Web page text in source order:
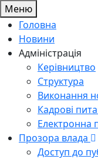
Меню
Головна
Новини
Адміністрація
Керівництво
Структура
Виконання
Кадрові
Електронна
Прозора влада
Доступ до